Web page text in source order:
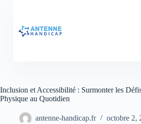
Inclusion et Accessibilité : Surmonter les
Physique au Quotidien
antenne-handicap.fr octobre 2,